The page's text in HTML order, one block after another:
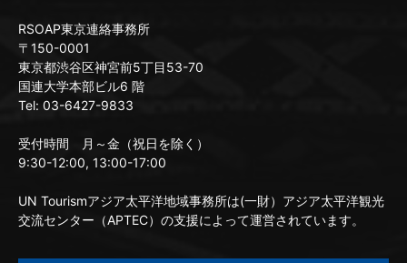
RSOAP東京連絡事務所
〒150-0001
東京都渋谷区神宮前5丁目53-70
国連大学本部ビル6 階
Tel: 03-6427-9833
受付時間 月～金（祝日を除く）
9:30-12:00, 13:00-17:00
UN Tourismアジア太平洋地域事務所は(一財）アジア太平洋観光
交流センター（APTEC）の支援によって運営されています。